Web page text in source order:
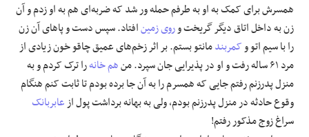
همسرش برای کمک به او به طرفم حمله ور شد که ضربه‌ای هم به او زدم و آن
زن به داخل اتاق دیگر گریخت وروی زمینافتاد. سپس دست و پاهای آن زن
را با سیم اتو وکمربندمانتو بستم. بر اثر زخم‌های عمیق چاقو خون زیادی از
مرد ۶۱ ساله رفت و او در پذیرایی جان سپرد. من
هم خانهرا ترک کردم و به
منزل پدرزنم رفتم جایی که همسرم را به آن جا برده بودم تا ثابت کنم هنگام
وقوع حادثه در منزل پدرزنم بودم، ولی به بهانه برداشت پول ازعابربانک
سراغ زوج مذکور رفتم!